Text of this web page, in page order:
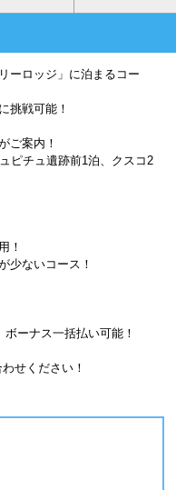
ーロッジ」に泊まるコー
挑戦可能！
ご案内！
ピチュ遺跡前1泊、クスコ2
！
少ないコース！
ーナス一括払い可能！
せください！